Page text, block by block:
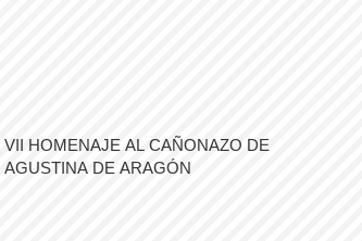
VII HOMENAJE AL CAÑONAZO DE
AGUSTINA DE ARAGÓN